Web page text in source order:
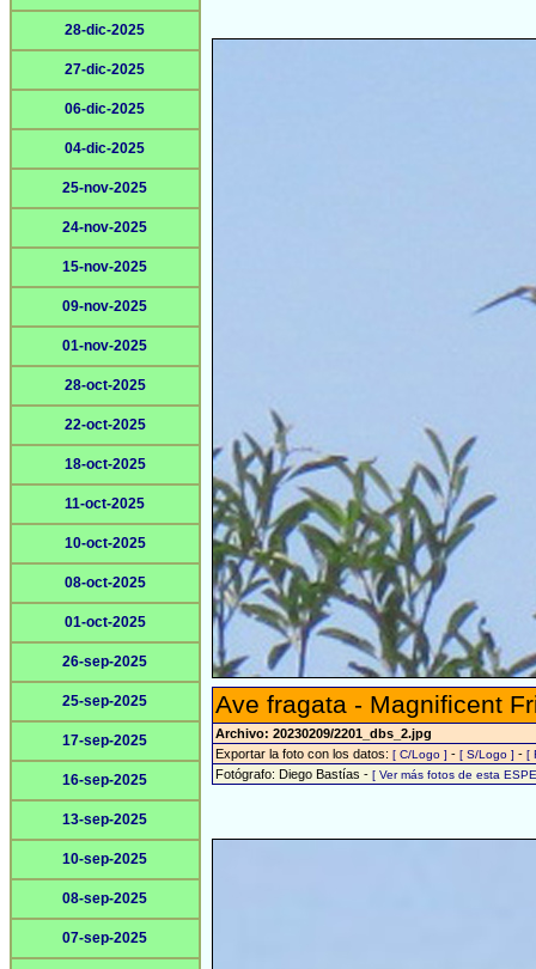
28-dic-2025
27-dic-2025
06-dic-2025
04-dic-2025
25-nov-2025
24-nov-2025
15-nov-2025
09-nov-2025
01-nov-2025
28-oct-2025
22-oct-2025
18-oct-2025
11-oct-2025
10-oct-2025
08-oct-2025
01-oct-2025
26-sep-2025
25-sep-2025
17-sep-2025
16-sep-2025
13-sep-2025
10-sep-2025
08-sep-2025
07-sep-2025
Ave fragata - Magnificent
Archivo: 20230209/2201_dbs_2.jpg
Exportar la foto con los datos: [ C/Logo ] - [ S/Logo ] - [
Fotógrafo: Diego Bastías - [ Ver más fotos de esta